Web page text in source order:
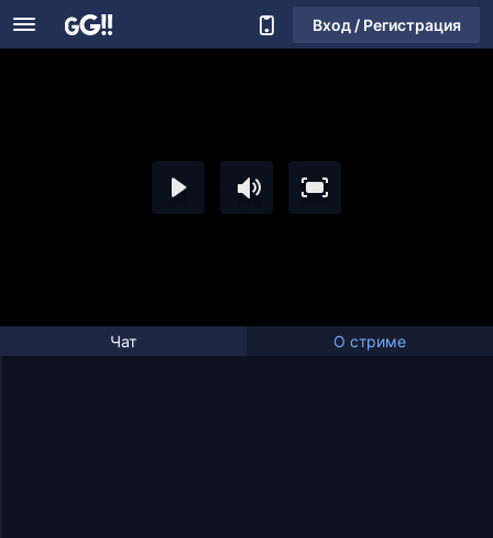
Вход / Регистрация
Чат О стриме